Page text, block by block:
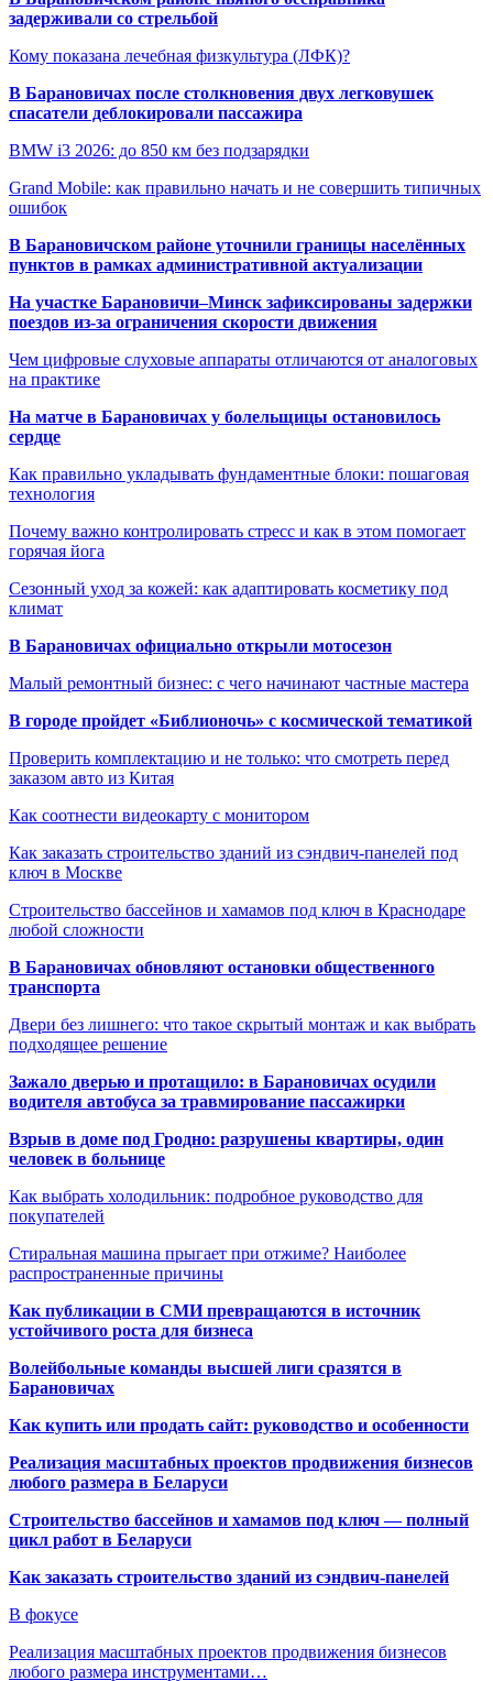
задерживали со стрельбой
Кому показана лечебная физкультура (ЛФК)?
В Барановичах после столкновения двух легковушек
спасатели деблокировали пассажира
BMW i3 2026: до 850 км без подзарядки
Grand Mobile: как правильно начать и не совершить типичных
ошибок
В Барановичском районе уточнили границы населённых
пунктов в рамках административной актуализации
На участке Барановичи–Минск зафиксированы задержки
поездов из-за ограничения скорости движения
Чем цифровые слуховые аппараты отличаются от аналоговых
на практике
На матче в Барановичах у болельщицы остановилось
сердце
Как правильно укладывать фундаментные блоки: пошаговая
технология
Почему важно контролировать стресс и как в этом помогает
горячая йога
Сезонный уход за кожей: как адаптировать косметику под
климат
В Барановичах официально открыли мотосезон
Малый ремонтный бизнес: с чего начинают частные мастера
В городе пройдет «Библионочь» с космической тематикой
Проверить комплектацию и не только: что смотреть перед
заказом авто из Китая
Как соотнести видеокарту с монитором
Как заказать строительство зданий из сэндвич-панелей под
ключ в Москве
Строительство бассейнов и хамамов под ключ в Краснодаре
любой сложности
В Барановичах обновляют остановки общественного
транспорта
Двери без лишнего: что такое скрытый монтаж и как выбрать
подходящее решение
Зажало дверью и протащило: в Барановичах осудили
водителя автобуса за травмирование пассажирки
Взрыв в доме под Гродно: разрушены квартиры, один
человек в больнице
Как выбрать холодильник: подробное руководство для
покупателей
Стиральная машина прыгает при отжиме? Наиболее
распространенные причины
Как публикации в СМИ превращаются в источник
устойчивого роста для бизнеса
Волейбольные команды высшей лиги сразятся в
Барановичах
Как купить или продать сайт: руководство и особенности
Реализация масштабных проектов продвижения бизнесов
любого размера в Беларуси
Строительство бассейнов и хамамов под ключ — полный
цикл работ в Беларуси
Как заказать строительство зданий из сэндвич-панелей
В фокусе
Реализация масштабных проектов продвижения бизнесов
любого размера инструментами…